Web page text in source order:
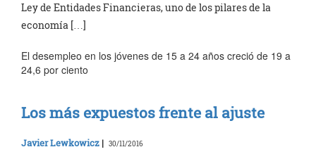
Ley de Entidades Financieras, uno de los pilares de la
economía […]
El desempleo en los jóvenes de 15 a 24 años creció de 19 a
24,6 por ciento
Los más expuestos frente al ajuste
Javier Lewkowicz | 30/11/2016